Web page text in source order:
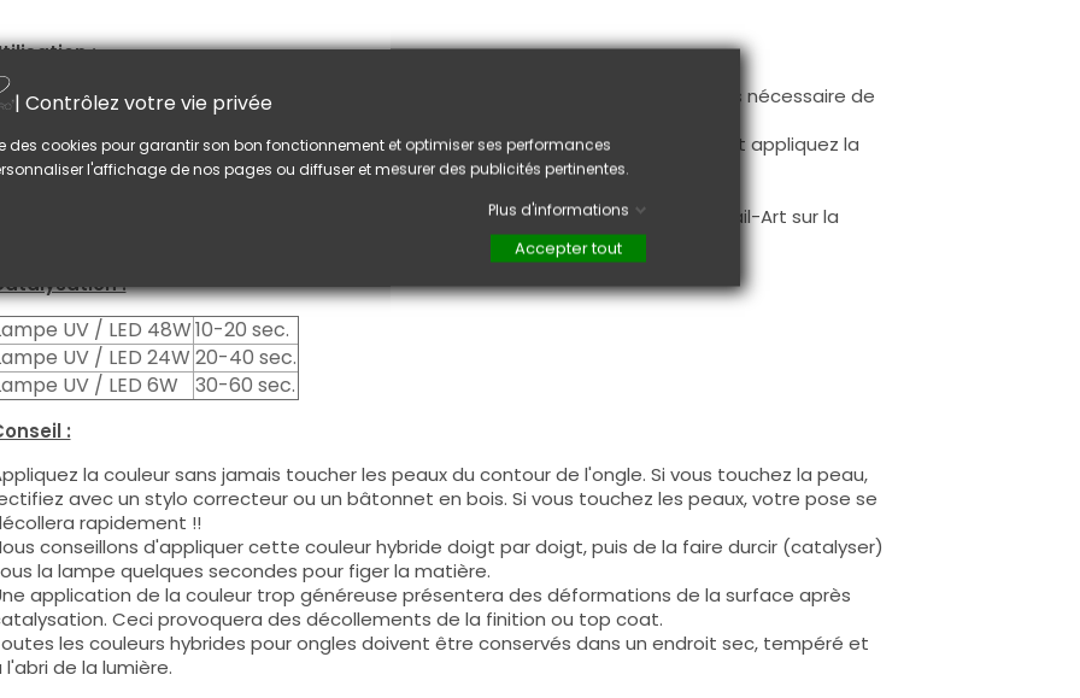
:
couleur s'applique avec son pinceau, de manière fine, sur la base (il n'est pas nécessaire de
la couche de cohésion) ou sur la construction après limage.
produit s'applique en deux couches, fermez le bord libre à la première couche et appliquez la
couche pour garantir un résultat optimal.
pouvez dégraisser la couche de cohésion si vous désirez faire une création Nail-Art sur la
:
UV / LED 48W10-20 sec.
UV / LED 24W 20-40 sec.
UV / LED 6W
30-60 sec.
:
la couleur sans jamais toucher les peaux du contour de l'ongle. Si vous touchez la peau,
avec un stylo correcteur ou un bâtonnet en bois. Si vous touchez les peaux, votre pose se
rapidement !!
conseillons d'appliquer cette couleur hybride doigt par doigt, puis de la faire durcir (catalyser)
la lampe quelques secondes pour figer la matière.
application de la couleur trop généreuse présentera des déformations de la surface après
Ceci provoquera des décollements de la finition ou top coat.
les couleurs hybrides pour ongles doivent être conservés dans un endroit sec, tempéré et
l'abri de la lumière.
| Contrôlez votre vie privée
des cookies pour garantir son bon fonctionnement et optimiser ses performances
l'affichage de nos pages ou diffuser et mesurer des publicités pertinentes.
Plus d'informations
Accepter tout